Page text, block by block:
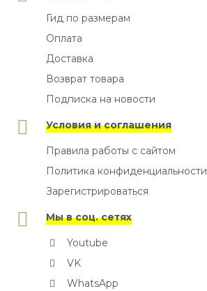
Гид по размерам
Оплата
Доставка
Возврат товара
Подписка на новости
Условия и соглашения
Правила работы с сайтом
Политика конфиденциальности
Зарегистрироваться
Мы в соц. сетях
Youtube
VK
WhatsApp